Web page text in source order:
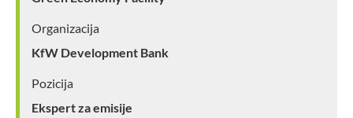
Organizacija
KfW Development Bank
Pozicija
Ekspert za emisije